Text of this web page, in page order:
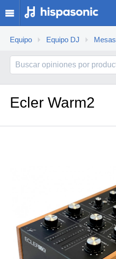
Equipo Equipo DJ
Ecler Warm2